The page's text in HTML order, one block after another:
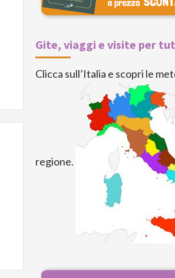
Gite, viaggi e visite per
Clicca sull’Italia e scopri le
regione.